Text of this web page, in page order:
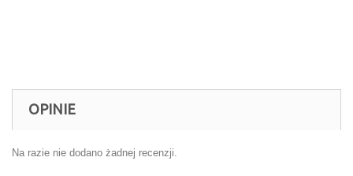
OPINIE
Na razie nie dodano żadnej recenzji.